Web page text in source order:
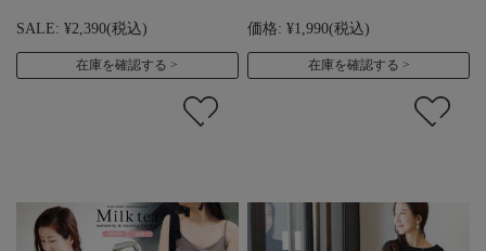
SALE: ¥2,390(税込)
在庫を確認する
価格: ¥1,990(税込)
在庫を確認する